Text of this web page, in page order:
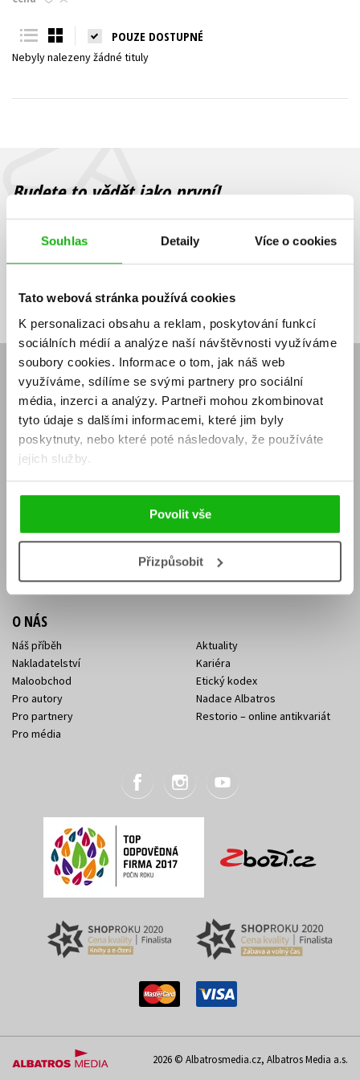
Souhlas Detaily Více o cookies
Tato webová stránka používá cookies
K personalizaci obsahu a reklam, poskytování funkcí
sociálních médií a analýze naší návštěvnosti využíváme
soubory cookies. Informace o tom, jak náš web
využíváme, sdílíme se svými partnery pro sociální
média, inzerci a analýzy. Partneři mohou zkombinovat
tyto údaje s dalšími informacemi, které jim byly
poskytnuty, nebo které poté následovaly, že používáte
jejich služby.
Povolit vše
Přizpůsobit
Young adult (SK)
Všechny tituly
POUZE DOSTUPNÉ
Nebyly nalezeny žádné tituly
Budete to vědět jako první!
Zajímá Vás, jaký knižní hit právě vychází, na jaké zboží je výhodná
sleva, jaká běží soutěž o ceny? Přihlášením k odběru našich e-
souhlasíte se zpracováním osobních údajů
mailová
adresa
mailová
adresa
Vaše e-mailová adresa Přihlásit se
E-SHOP
Aktuality
Naši autoři
Obchodní podmínky
Jak nakoupit
Knižní novinky
Dárkové poukazy
Affiliate program
KONTAKTY
Sídlo společnosti
Kontakty Albatros Media
O NÁS
Náš příběh
Nakladatelství
Maloobchod
Pro autory
Pro partnery
Pro média
Aktuality
Kariéra
Etický kodex
Nadace Albatros
Restorio – online antikvariát
2026 © Albatrosmedia.cz, Albatros Media a.s.